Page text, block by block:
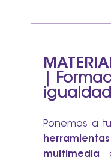
|
igualdad
Ponemos a
multimedia